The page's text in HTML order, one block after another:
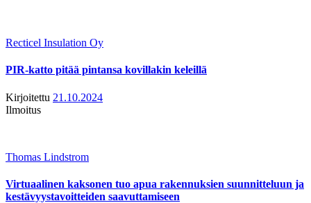
Recticel Insulation Oy
PIR-katto pitää pintansa kovillakin keleillä
Kirjoitettu 21.10.2024
Ilmoitus
Thomas Lindstrom
Virtuaalinen kaksonen tuo apua rakennuksien suunnitteluun ja
kestävyystavoitteiden saavuttamiseen